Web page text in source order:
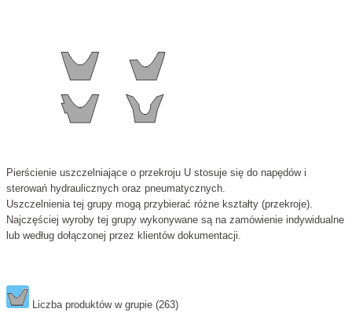
Pierścienie uszczelniające o przekroju U stosuje się do napędów i
sterowań hydraulicznych oraz pneumatycznych.
Uszczelnienia tej grupy mogą przybierać różne kształty (przekroje).
Najczęściej wyroby tej grupy wykonywane są na zamówienie indywidualne
lub według dołączonej przez klientów dokumentacji.
Liczba produktów w grupie (263)